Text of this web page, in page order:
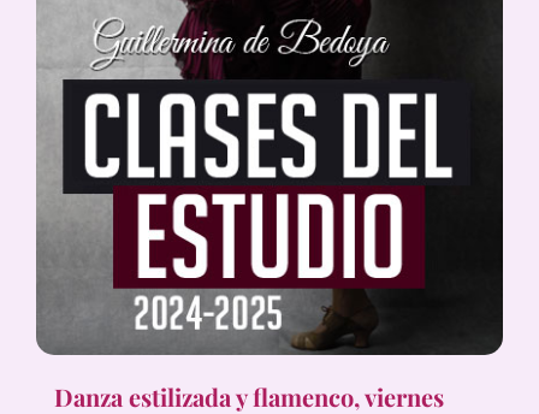
Danza estilizada y flamenco, viernes